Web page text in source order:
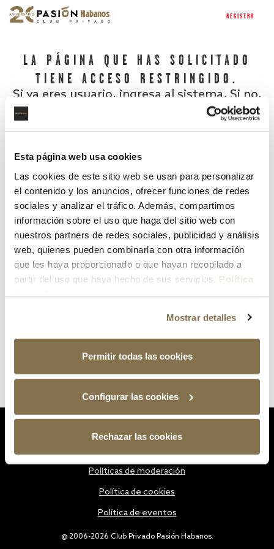
Esta página web usa cookies
Las cookies de este sitio web se usan para personalizar
el contenido y los anuncios, ofrecer funciones de redes
sociales y analizar el tráfico. Además, compartimos
información sobre el uso que haga del sitio web con
nuestros partners de redes sociales, publicidad y análisis
web, quienes pueden combinarla con otra información
que les haya proporcionado o que hayan recopilado a
partir del uso que haya hecho de sus servicios. Política
Mostrar detalles
Permitir todas las cookies
Configurar las cookies
Rechazar las cookies
REGISTRO
LA PÁGINA QUE HAS SOLICITADO
TIENE ACCESO RESTRINGIDO.
Si ya eres usuario, ingresa al sistema. Si no,
¿Has olvidado tu contraseña?
@ 2006-2026 Club Privado Pasión Habanos.
Políticas de moderación
Política de cookies
Política de eventos